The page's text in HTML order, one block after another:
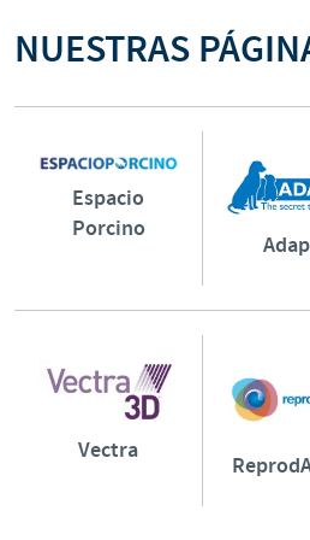
NUESTRAS
Espacio
Porcino
Vectra